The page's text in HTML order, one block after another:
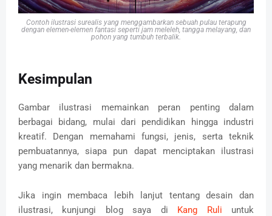
Contoh ilustrasi surealis yang menggambarkan sebuah pulau terapung
dengan elemen-elemen fantasi seperti jam meleleh, tangga melayang, dan
pohon yang tumbuh terbalik.
Kesimpulan
Gambar ilustrasi memainkan peran penting dalam
berbagai bidang, mulai dari pendidikan hingga industri
kreatif. Dengan memahami fungsi, jenis, serta teknik
pembuatannya, siapa pun dapat menciptakan ilustrasi
yang menarik dan bermakna.
Jika ingin membaca lebih lanjut tentang desain dan
ilustrasi, kunjungi blog saya di Kang Ruli untuk